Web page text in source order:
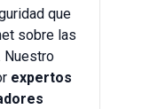
que
sobre las
Nuestro
expertos